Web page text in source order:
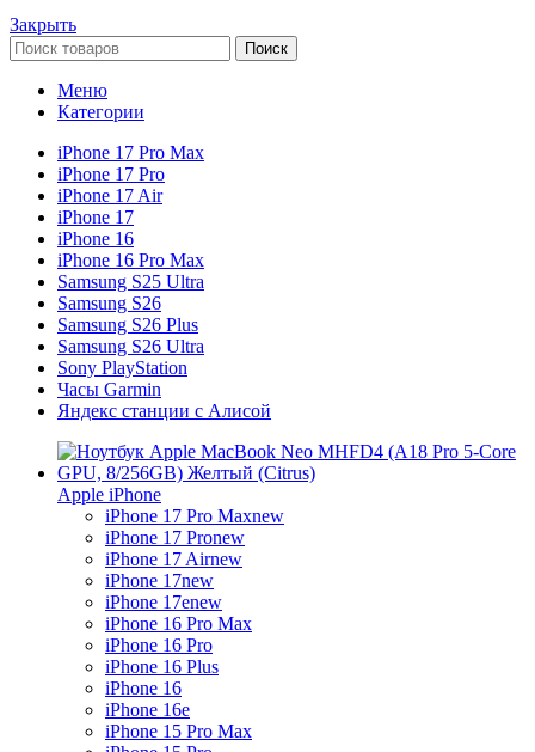
Закрыть
Поиск
Меню
Категории
iPhone 17 Pro Max
iPhone 17 Pro
iPhone 17 Air
iPhone 17
iPhone 16
iPhone 16 Pro Max
Samsung S25 Ultra
Samsung S26
Samsung S26 Plus
Samsung S26 Ultra
Sony PlayStation
Часы Garmin
Яндекс станции с Алисой
Apple iPhone
iPhone 17 Pro Maxnew
iPhone 17 Pronew
iPhone 17 Airnew
iPhone 17new
iPhone 17enew
iPhone 16 Pro Max
iPhone 16 Pro
iPhone 16 Plus
iPhone 16
iPhone 16e
iPhone 15 Pro Max